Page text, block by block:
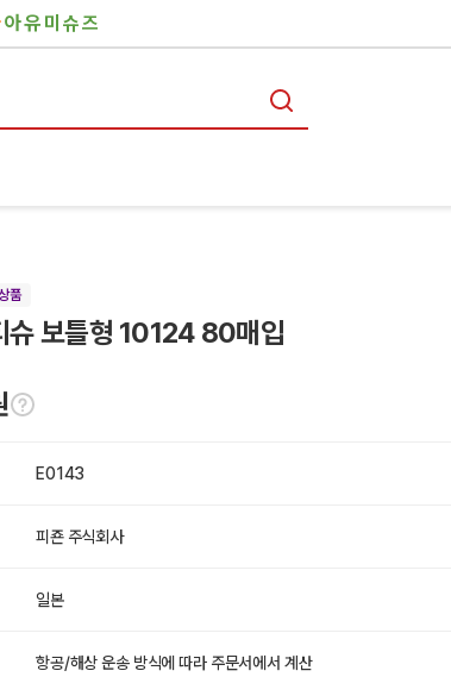
아유미슈즈
품
슈 보틀형 10124 80매입
E0143
피죤 주식회사
일본
항공/해상 운송 방식에 따라 주문서에서 계산